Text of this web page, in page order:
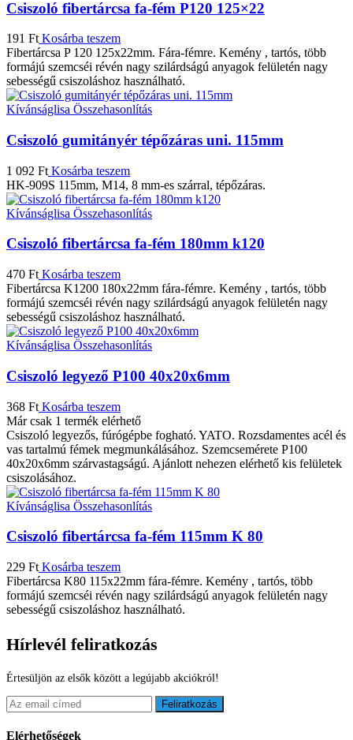
Csiszoló fibertárcsa fa-fém P120 125×22
191 Ft Kosárba teszem
Fibertárcsa P 120 125x22mm. Fára-fémre. Kemény , tartós, több
formájú szemcséi révén nagy szilárdságú anyagok felületén nagy
sebességű csiszoláshoz használható.
Kívánságlisa Összehasonlítás
Csiszoló gumitányér tépőzáras uni. 115mm
1 092 Ft Kosárba teszem
HK-909S 115mm, M14, 8 mm-es szárral, tépőzáras.
Kívánságlisa Összehasonlítás
Csiszoló fibertárcsa fa-fém 180mm k120
470 Ft Kosárba teszem
Fibertárcsa K1200 180x22mm fára-fémre. Kemény , tartós, több
formájú szemcséi révén nagy szilárdságú anyagok felületén nagy
sebességű csiszoláshoz használható.
Kívánságlisa Összehasonlítás
Csiszoló legyező P100 40x20x6mm
368 Ft Kosárba teszem
Már csak 1 termék elérhető
Csiszoló legyezős, fúrógépbe fogható. YATO. Rozsdamentes acél és
vas tartalmú fémek megmunkálásához. Szemcsemérete P100
40x20x6mm szárvastagságú. Ajánlott nehezen elérhető kis felületek
csiszolásához.
Kívánságlisa Összehasonlítás
Csiszoló fibertárcsa fa-fém 115mm K 80
229 Ft Kosárba teszem
Fibertárcsa K80 115x22mm fára-fémre. Kemény , tartós, több
formájú szemcséi révén nagy szilárdságú anyagok felületén nagy
sebességű csiszoláshoz használható.
Hírlevél feliratkozás
Értesüljön az elsők között a legújabb akciókról!
Feliratkozás
Elérhetőségek